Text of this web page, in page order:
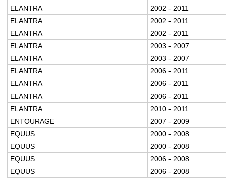
ELANTRA
2002 - 2011
ELANTRA
2002 - 2011
ELANTRA
2002 - 2011
ELANTRA
2003 - 2007
ELANTRA
2003 - 2007
ELANTRA
2006 - 2011
ELANTRA
2006 - 2011
ELANTRA
2006 - 2011
ELANTRA
2010 - 2011
ENTOURAGE
2007 - 2009
EQUUS
2000 - 2008
EQUUS
2000 - 2008
EQUUS
2006 - 2008
EQUUS
2006 - 2008